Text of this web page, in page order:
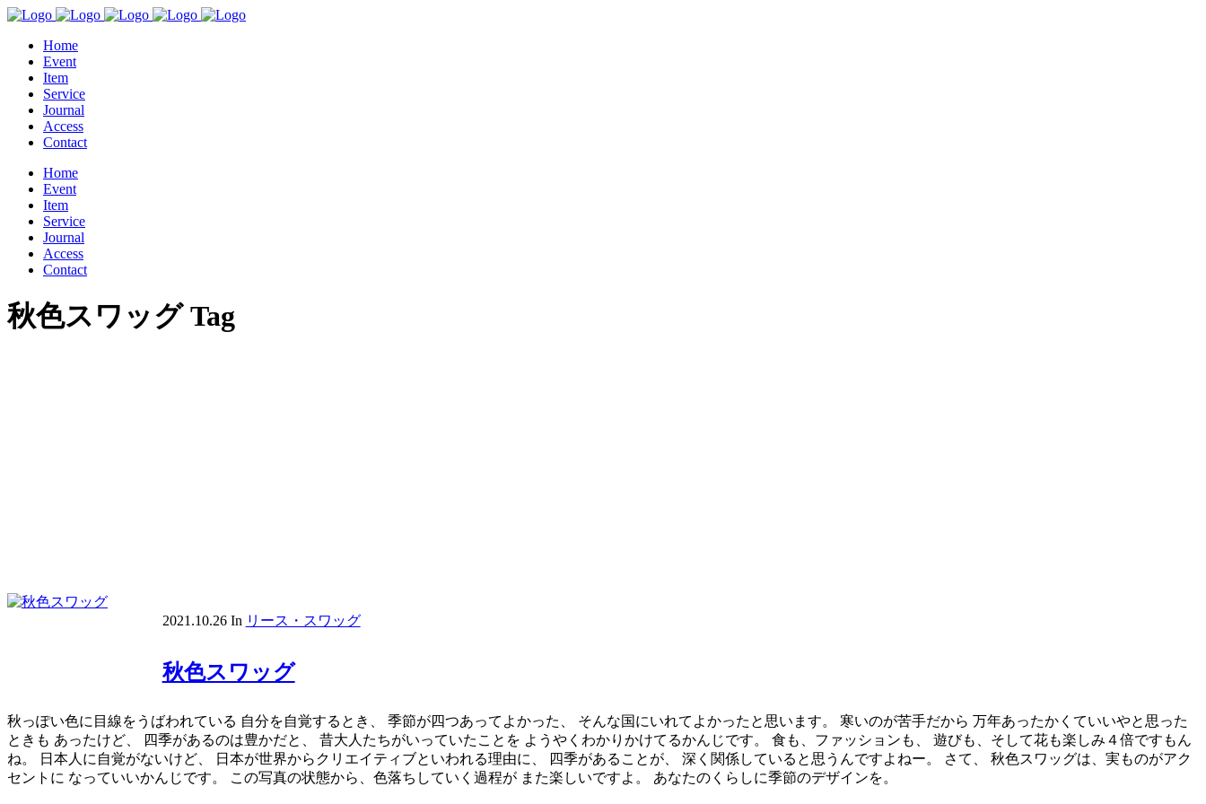
Home
Event
Item
Service
Journal
Access
Contact
Home
Event
Item
Service
Journal
Access
Contact
秋色スワッグ Tag
2021.10.26 In リース・スワッグ
秋色スワッグ
秋っぽい色に目線をうばわれている 自分を自覚するとき、 季節が四つあってよかった、 そんな国にいれてよかったと思います。 寒いのが苦手だから 万年あったかくていいやと思った
ときも あったけど、 四季があるのは豊かだと、 昔大人たちがいっていたことを ようやくわかりかけてるかんじです。 食も、ファッションも、 遊びも、そして花も楽しみ４倍ですもん
ね。 日本人に自覚がないけど、 日本が世界からクリエイティブといわれる理由に、 四季があることが、 深く関係していると思うんですよねー。 さて、 秋色スワッグは、実ものがアク
セントに なっていいかんじです。 この写真の状態から、色落ちしていく過程が また楽しいですよ。 あなたのくらしに季節のデザインを。